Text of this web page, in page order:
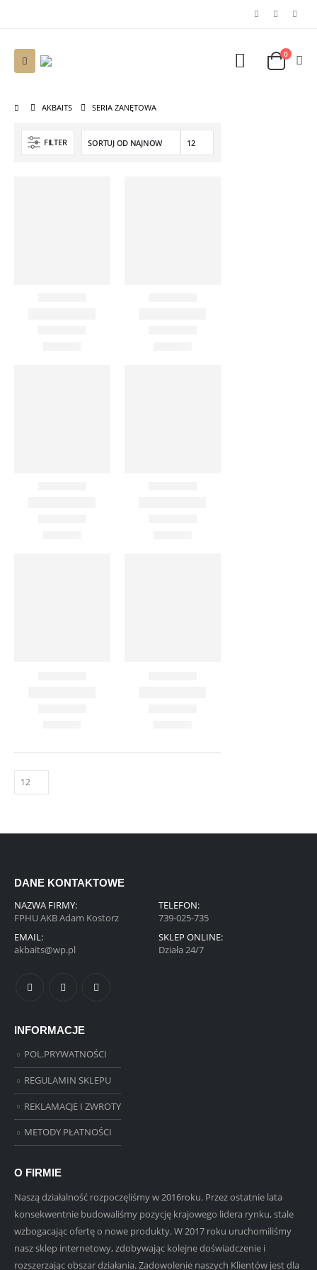
0
AKBAITS SERIA ZANĘTOWA
FILTER
DANE KONTAKTOWE
NAZWA FIRMY:
FPHU AKB Adam Kostorz
TELEFON:
739-025-735
EMAIL:
akbaits@wp.pl
SKLEP ONLINE:
Działa 24/7
INFORMACJE
POL.PRYWATNOŚCI
REGULAMIN SKLEPU
REKLAMACJE I ZWROTY
METODY PŁATNOŚCI
O FIRMIE
Naszą działalność rozpoczęliśmy w 2016roku. Przez ostatnie lata
konsekwentnie budowaliśmy pozycję krajowego lidera rynku, stale
wzbogacając ofertę o nowe produkty. W 2017 roku uruchomiliśmy
nasz sklep internetowy, zdobywając kolejne doświadczenie i
rozszerzając obszar działania. Zadowolenie naszych Klientów jest dla